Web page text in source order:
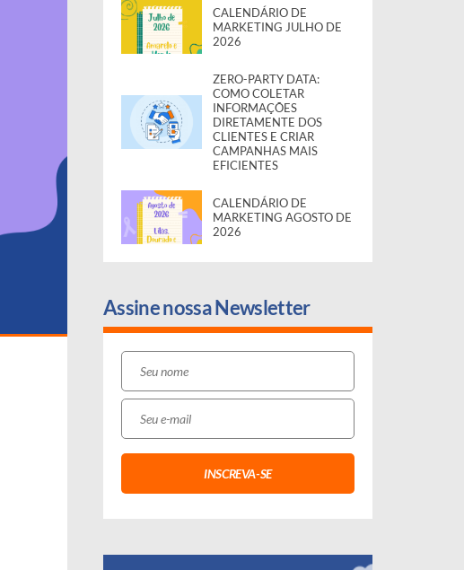
CALENDÁRIO DE
MARKETING JULHO DE
2026
ZERO-PARTY DATA:
COMO COLETAR
INFORMAÇÕES
DIRETAMENTE DOS
CLIENTES E CRIAR
CAMPANHAS MAIS
EFICIENTES
CALENDÁRIO DE
MARKETING AGOSTO DE
2026
Assine nossa Newsletter